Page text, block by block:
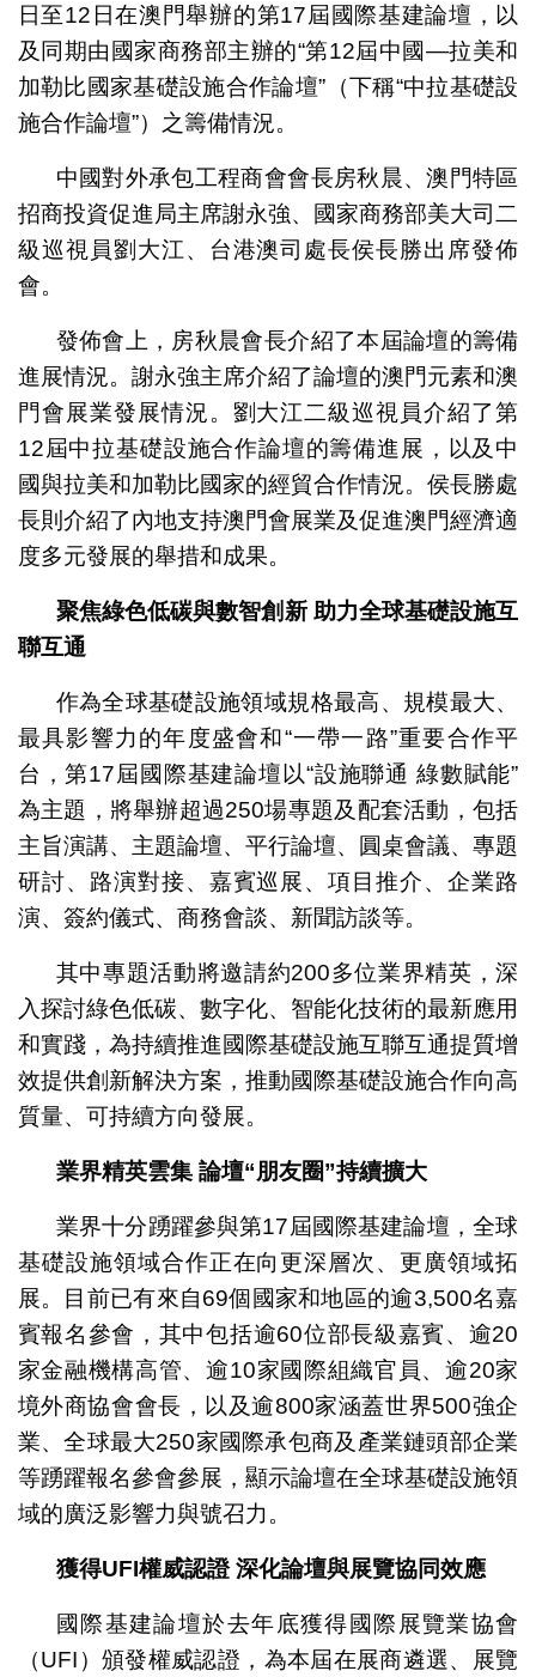
日至12日在澳門舉辦的第17屆國際基建論壇，以
及同期由國家商務部主辦的“第12屆中國—拉美和
加勒比國家基礎設施合作論壇”（下稱“中拉基礎設
施合作論壇”）之籌備情況。
中國對外承包工程商會會長房秋晨、澳門特區
招商投資促進局主席謝永強、國家商務部美大司二
級巡視員劉大江、台港澳司處長侯長勝出席發佈
會。
發佈會上，房秋晨會長介紹了本屆論壇的籌備
進展情況。謝永強主席介紹了論壇的澳門元素和澳
門會展業發展情況。劉大江二級巡視員介紹了第
12屆中拉基礎設施合作論壇的籌備進展，以及中
國與拉美和加勒比國家的經貿合作情況。侯長勝處
長則介紹了內地支持澳門會展業及促進澳門經濟適
度多元發展的舉措和成果。
聚焦綠色低碳與數智創新 助力全球基礎設施互
聯互通
作為全球基礎設施領域規格最高、規模最大、
最具影響力的年度盛會和“一帶一路”重要合作平
台，第17屆國際基建論壇以“設施聯通 綠數賦能”
為主題，將舉辦超過250場專題及配套活動，包括
主旨演講、主題論壇、平行論壇、圓桌會議、專題
研討、路演對接、嘉賓巡展、項目推介、企業路
演、簽約儀式、商務會談、新聞訪談等。
其中專題活動將邀請約200多位業界精英，深
入探討綠色低碳、數字化、智能化技術的最新應用
和實踐，為持續推進國際基礎設施互聯互通提質增
效提供創新解決方案，推動國際基礎設施合作向高
質量、可持續方向發展。
業界精英雲集 論壇“朋友圈”持續擴大
業界十分踴躍參與第17屆國際基建論壇，全球
基礎設施領域合作正在向更深層次、更廣領域拓
展。目前已有來自69個國家和地區的逾3,500名嘉
賓報名參會，其中包括逾60位部長級嘉賓、逾20
家金融機構高管、逾10家國際組織官員、逾20家
境外商協會會長，以及逾800家涵蓋世界500強企
業、全球最大250家國際承包商及產業鏈頭部企業
等踴躍報名參會參展，顯示論壇在全球基礎設施領
域的廣泛影響力與號召力。
獲得UFI權威認證 深化論壇與展覽協同效應
國際基建論壇於去年底獲得國際展覽業協會
（UFI）頒發權威認證，為本屆在展商遴選、展覽